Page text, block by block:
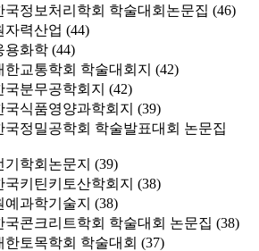
국정보처리학회 학술대회논문집 (46)
자력산업 (44)
용화학 (44)
한교통학회 학술대회지 (42)
국분무공학회지 (42)
국식품영양과학회지 (39)
국정밀공학회 학술발표대회 논문집
기학회논문지 (39)
국키틴키토산학회지 (38)
예과학기술지 (38)
국콘크리트학회 학술대회 논문집 (38)
한토목학회 학술대회 (37)